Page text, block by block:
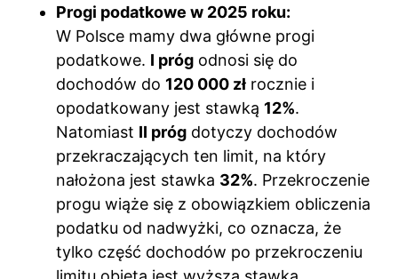
Progi podatkowe w 2025 roku:
W Polsce mamy dwa główne progi
podatkowe. I próg odnosi się do
dochodów do 120 000 zł rocznie i
opodatkowany jest stawką 12%.
Natomiast II próg dotyczy dochodów
przekraczających ten limit, na który
nałożona jest stawka 32%. Przekroczenie
progu wiąże się z obowiązkiem obliczenia
podatku od nadwyżki, co oznacza, że
tylko część dochodów po przekroczeniu